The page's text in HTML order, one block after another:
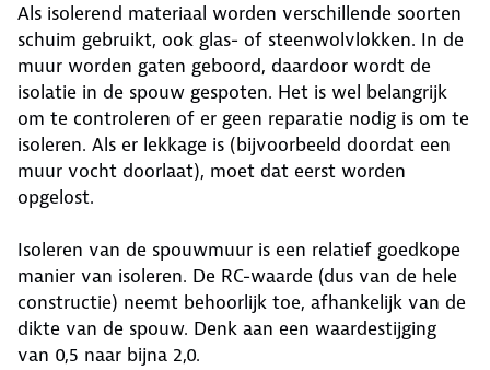
Als isolerend materiaal worden verschillende soorten
schuim gebruikt, ook glas- of steenwolvlokken. In de
muur worden gaten geboord, daardoor wordt de
isolatie in de spouw gespoten. Het is wel belangrijk
om te controleren of er geen reparatie nodig is om te
isoleren. Als er lekkage is (bijvoorbeeld doordat een
muur vocht doorlaat), moet dat eerst worden
opgelost.
Isoleren van de spouwmuur is een relatief goedkope
manier van isoleren. De RC-waarde (dus van de hele
constructie) neemt behoorlijk toe, afhankelijk van de
dikte van de spouw. Denk aan een waardestijging
van 0,5 naar bijna 2,0.